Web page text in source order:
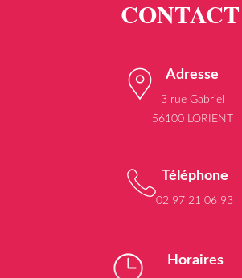
Adresse
3 rue Gabriel
56100 LORIENT
Téléphone
02 97 21 06 93
Horaires